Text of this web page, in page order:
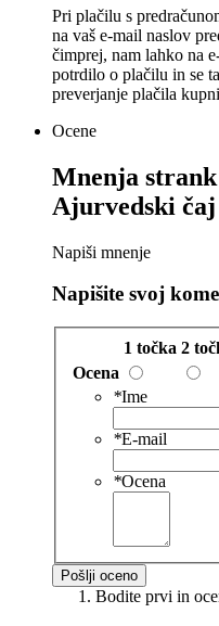
Pri plačilu s
na vaš e-mail naslov
čimprej, nam lahko na
potrdilo o plačilu in se
preverjanje plačila
Ocene
Mnenja strank
Ajurvedski čaj
Napiši mnenje
Napišite svoj
1 točka 2
Ocena
*Ime
*E-mail
*Ocena
Pošlji oceno
Bodite prvi in